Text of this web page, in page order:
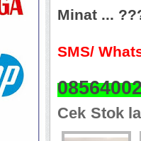
Minat ...
SMS/
Cek Stok